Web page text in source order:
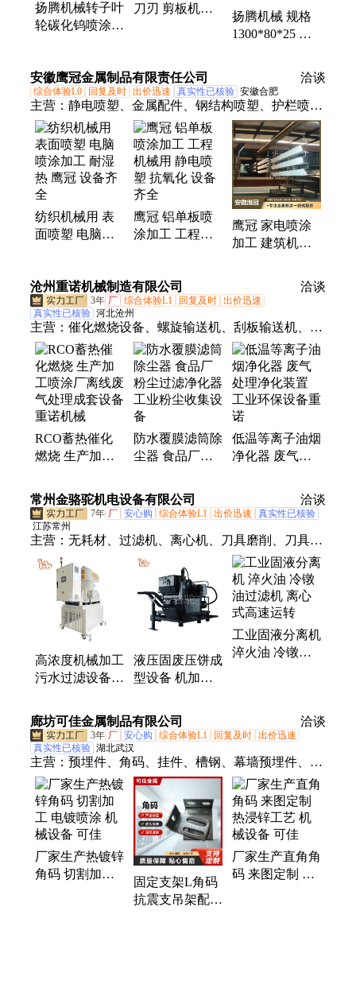
扬腾机械转子叶
轮碳化钨喷涂
设备寿命
刀刃 剪板机刀
扬腾机械 规格
1300*80*25 剪
蹦刃 金属机械
刀片
安徽鹰冠金属制品有限责任公司 洽谈
综合体验L0 回复及时 出价迅速 真实性已核验 安徽合肥
主营： 静电喷塑、金属配件、钢结构喷塑、护栏喷
涂、不锈钢喷塑
纺织机械用 表
面喷塑 电脑喷
鹰冠 铝单板喷
涂加工 工程机
全
鹰冠 家电喷涂
加工 建筑机械
塑 附着力强 设
备齐全
沧州重诺机械制造有限公司 洽谈
3年 厂 综合体验L1 回复及时 出价迅速
真实性已核验 河北沧州
主营： 催化燃烧设备、螺旋输送机、刮板输送机、皮
带输送机、布袋除尘器、滤筒除尘器、旋风除尘器、
粉尘加湿机、星型卸料器、仓顶除尘器、活性炭吸附
箱、油烟净化器、喷淋塔、气旋塔、斗式提升机、空
气输送斜槽、生石灰消化器、料仓、卸灰阀、关风
机、补偿器、湿电除尘器、电捕焦油器、打散机
RCO蓄热催化
燃烧 生产加工
处理成套设备重
诺机械
防水覆膜滤筒除
尘器 食品厂粉
工业粉尘收集设
备
低温等离子油烟
净化器 废气处
业环保设备重诺
常州金骆驼机电设备有限公司 洽谈
7年 厂 安心购 综合体验L1 出价迅速
真实性已核验
江苏常州
主营： 无耗材、过滤机、离心机、刀具磨削、刀具精
磨、分离机自动、淤泥甩水机、污泥甩干机、无过滤
耗材、污泥干化机、粉回收机器、超大处理量、排渣
滤油机、固液分离机、配件全自动、离心净油机、离
心滤油机、离心分离机、污水处理设备、自动排渣过
滤、晶圆切割废水、喷漆污水过滤、过滤耗材自动、
现象排出油漆、污水过滤设备
高浓度机械加工
污水过滤设备
废液去渣
液压固废压饼成
型设备 机加工
自动化
工业固液分离机
淬火油 冷镦油
廊坊可佳金属制品有限公司 洽谈
3年 厂 安心购 综合体验L1 回复及时 出价迅速
真实性已核验 湖北武汉
主营： 预埋件、角码、挂件、槽钢、幕墙预埋件、镀
锌预埋件、镀锌槽钢、铝合金挂件、铝挂件、大理石
挂件、镀锌角码、幕墙角码、建筑预埋件、热镀锌预
埋件、预埋板、预埋连接件、建筑镀锌预埋件、幕墙
预制埋件、角码连接件、镀锌直角角码、声屏障预埋
件、建筑预埋板、钢铁预埋件、建筑幕墙预埋板、热
浸锌预埋件
厂家生产热镀锌
角码 切割加工
固定支架L角码
抗震支吊架配件
厂家生产直角角
码 来图定制 热